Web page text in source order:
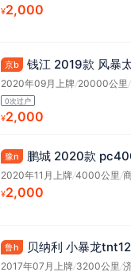
¥2,000
京b 钱江 2019款 风暴
2020年09月上牌/20000公里/
0次过户
¥2,000
豫n 鹏城 2020款
2020年11月上牌/4000公里/
¥2,000
鲁h 贝纳利 小暴龙
2017年07月上牌/3200公里/